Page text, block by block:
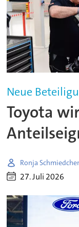
Neue
Toyota
Ronja
27. Juli 2026